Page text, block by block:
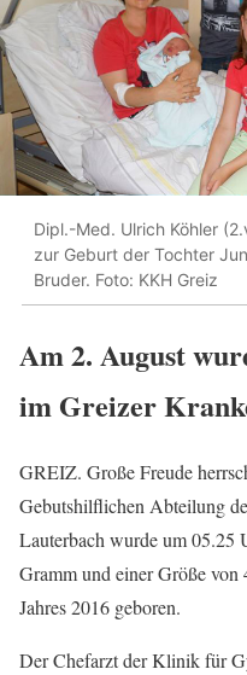
Dipl.-Med. Ulrich Köhler
zur Geburt der Tochter
Bruder. Foto: KKH Greiz
Am 2. August
im Greizer
GREIZ. Große Freude
Gebutshilflichen Abteilung
Lauterbach wurde um 05.25
Gramm und einer Größe von
Jahres 2016 geboren.
Der Chefarzt der Klinik für